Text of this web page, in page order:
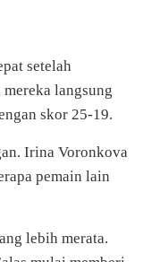
setelah
langsung
skor 25-19.
Irina Voronkova
pemain lain
lebih merata.